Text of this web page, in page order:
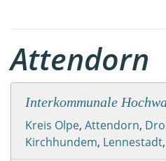
Attendorn
Interkommunale
Kreis Olpe, Attendorn,
Kirchhundem, Lennestadt,